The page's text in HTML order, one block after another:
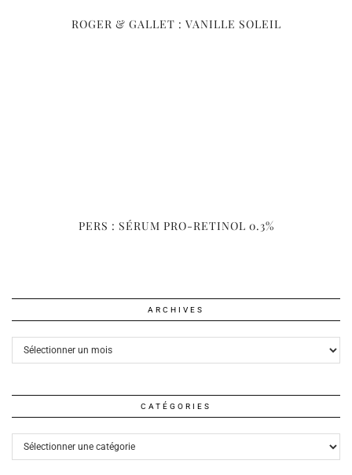
ROGER & GALLET : VANILLE SOLEIL
PERS : SÉRUM PRO-RETINOL 0.3%
ARCHIVES
Archives
CATÉGORIES
Catégories